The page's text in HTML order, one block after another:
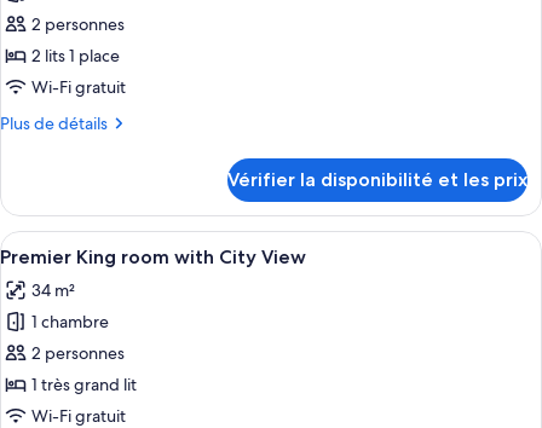
Deluxe
pour
ce
type
chambre :
avec
lits
jumeaux
2 personnes
2 lits 1 place
Wi-Fi gratuit
Plus de détails
Plus
le
type
de
Chambre
Deluxe
avec
lits
jumeaux
Vérifier la disponibilité et les prix
Afficher
toutes
les
photos
pour
ce
type
Une chambre d’hôtel moderne
8
Premier King room with City View
34 m²
1 chambre
2 personnes
1 très grand lit
Wi-Fi gratuit